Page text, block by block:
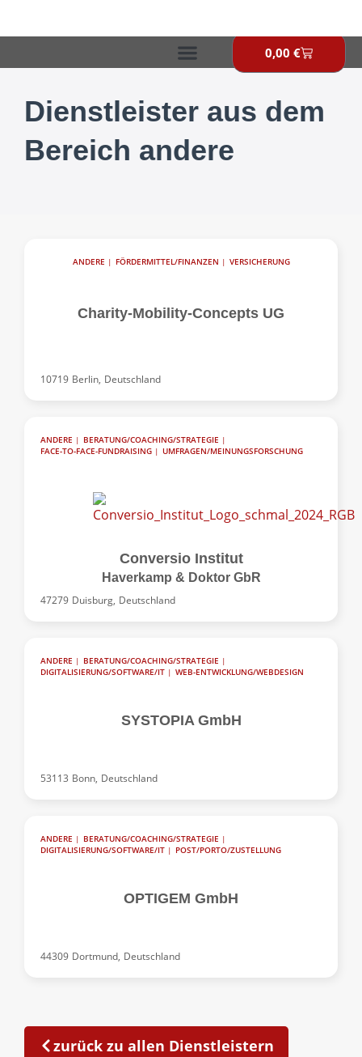
0,00 €
Dienstleister aus dem
Bereich andere
ANDERE | FÖRDERMITTEL/FINANZEN | VERSICHERUNG
Charity-Mobility-Concepts UG
10719 Berlin, Deutschland
ANDERE | BERATUNG/COACHING/STRATEGIE |
FACE-TO-FACE-FUNDRAISING | UMFRAGEN/MEINUNGSFORSCHUNG
Conversio Institut
Haverkamp & Doktor GbR
47279 Duisburg, Deutschland
ANDERE | BERATUNG/COACHING/STRATEGIE |
DIGITALISIERUNG/SOFTWARE/IT | WEB-ENTWICKLUNG/WEBDESIGN
SYSTOPIA GmbH
53113 Bonn, Deutschland
ANDERE | BERATUNG/COACHING/STRATEGIE |
DIGITALISIERUNG/SOFTWARE/IT | POST/PORTO/ZUSTELLUNG
OPTIGEM GmbH
44309 Dortmund, Deutschland
zurück zu allen Dienstleistern